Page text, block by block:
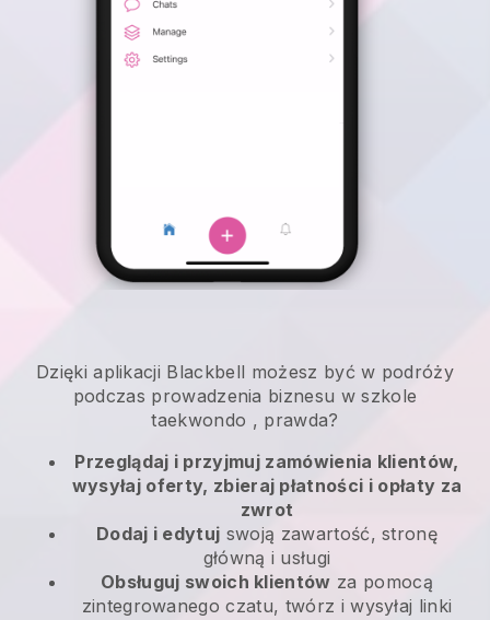
Dzięki aplikacji Blackbell możesz być w podróży
podczas prowadzenia biznesu w szkole
taekwondo , prawda?
Przeglądaj i przyjmuj zamówienia klientów,
wysyłaj oferty, zbieraj płatności i opłaty za
zwrot
Dodaj i edytuj swoją zawartość, stronę
główną i usługi
Obsługuj swoich klientów za pomocą
zintegrowanego czatu, twórz i wysyłaj linki